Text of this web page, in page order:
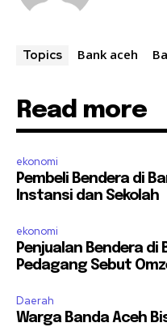
Topics Bank aceh
Read more
ekonomi
Pembeli Bendera di
Instansi dan Sekolah
ekonomi
Penjualan Bendera di
Pedagang Sebut
Daerah
Warga Banda Aceh